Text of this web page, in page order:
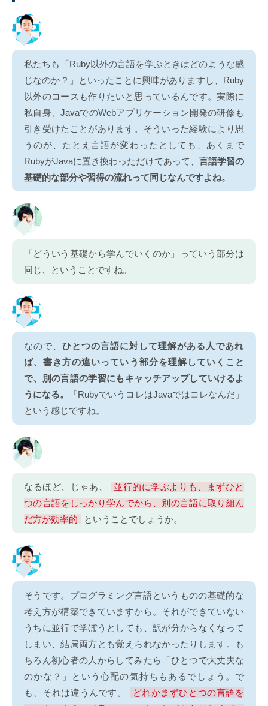
私たちも「Ruby以外の言語を学ぶときはどのような感
じなのか？」といったことに興味がありますし、Ruby
以外のコースも作りたいと思っているんです。実際に
私自身、JavaでのWebアプリケーション開発の研修も
引き受けたことがあります。そういった経験により思
うのが、たとえ言語が変わったとしても、あくまで
RubyがJavaに置き換わっただけであって、 言語学習の
基礎的な部分や習得の流れって同じなんですよね。
「どういう基礎から学んでいくのか」っていう部分は
同じ、ということですね。
なので、 ひとつの言語に対して理解がある人であれ
ば、書き方の違いっていう部分を理解していくこと
で、別の言語の学習にもキャッチアップしていけるよ
うになる。
「RubyでいうコレはJavaではコレなんだ」
という感じですね。
なるほど、じゃあ、
並行的に学ぶよりも、まずひと
つの言語をしっかり学んでから、別の言語に取り組ん
だ方が効率的
ということでしょうか。
そうです。プログラミング言語というものの基礎的な
考え方が構築できていますから。それができていない
うちに並行で学ぼうとしても、訳が分からなくなって
しまい、結局両方とも覚えられなかったりします。も
ちろん初心者の人からしてみたら「ひとつで大丈夫な
のかな？」という心配の気持ちもあるでしょう。で
も、それは違うんです。
どれかまずひとつの言語を